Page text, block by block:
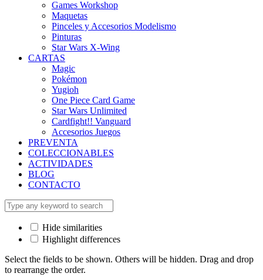
Games Workshop
Maquetas
Pinceles y Accesorios Modelismo
Pinturas
Star Wars X-Wing
CARTAS
Magic
Pokémon
Yugioh
One Piece Card Game
Star Wars Unlimited
Cardfight!! Vanguard
Accesorios Juegos
PREVENTA
COLECCIONABLES
ACTIVIDADES
BLOG
CONTACTO
Hide similarities
Highlight differences
Select the fields to be shown. Others will be hidden. Drag and drop
to rearrange the order.